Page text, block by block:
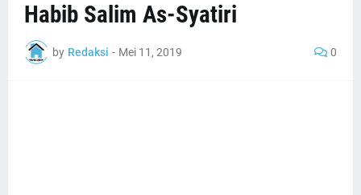
Habib Salim As-Syatiri
by Redaksi - Mei 11, 2019 0